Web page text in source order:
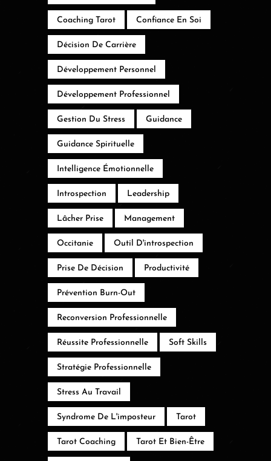
Coaching Tarot Confiance En Soi
Décision De Carrière
Développement Personnel
Développement Professionnel
Gestion Du Stress Guidance
Guidance Spirituelle
Intelligence Émotionnelle
Introspection Leadership
Lâcher Prise Management
Occitanie Outil D'introspection
Prise De Décision Productivité
Prévention Burn-Out
Reconversion Professionnelle
Réussite Professionnelle Soft Skills
Stratégie Professionnelle
Stress Au Travail
Syndrome De L'imposteur Tarot
Tarot Coaching Tarot Et Bien-Être